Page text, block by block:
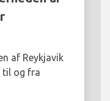
af Reykjavik
til og fra